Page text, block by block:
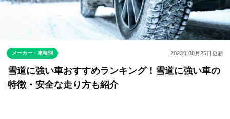
メーカー・車種別 2023年08月25日更新
雪道に強い車おすすめランキング！雪道に強い車の
特徴・安全な走り方も紹介